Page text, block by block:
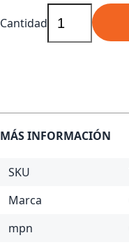
Cantidad
MÁS INFORMACIÓN
SKU
Marca
mpn